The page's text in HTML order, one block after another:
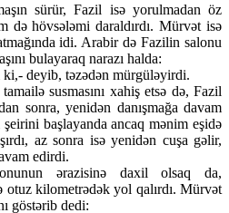
sürür, Fazil isə yorulmadan öz
də hövsələmi daraldırdı. Mürvət isə
idi. Arabir də Fazilin salonu
bulayaraq narazı halda:
deyib, təzədən mürgüləyirdi.
susmasını xahiş etsə də, Fazil
sonra, yenidən danışmağa davam
başlayanda ancaq mənim eşidə
az sonra isə yenidən cuşa gəlir,
edirdi.
ərazisinə daxil olsaq da,
otuz kilometrədək yol qalırdı. Mürvət
göstərib dedi: